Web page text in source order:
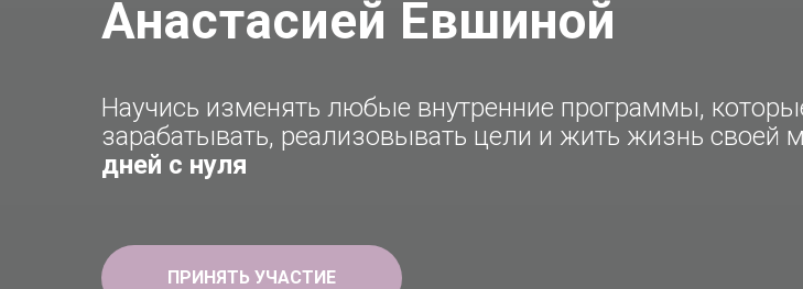
Анастасией Евшиной
Научиcь изменять любые внутренние программы,
зарабатывать, реализовывать цели и жить жизнь своей
дней с нуля
ПРИНЯТЬ УЧАСТИЕ